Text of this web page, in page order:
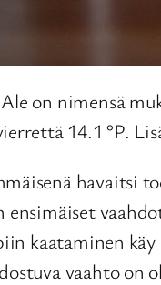
on nimensä
14.1 °P.
havaitsi
kaataminen
vaahto on